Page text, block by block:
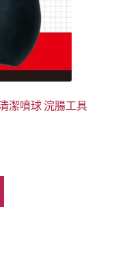
潔噴球 浣腸工具
前
格：